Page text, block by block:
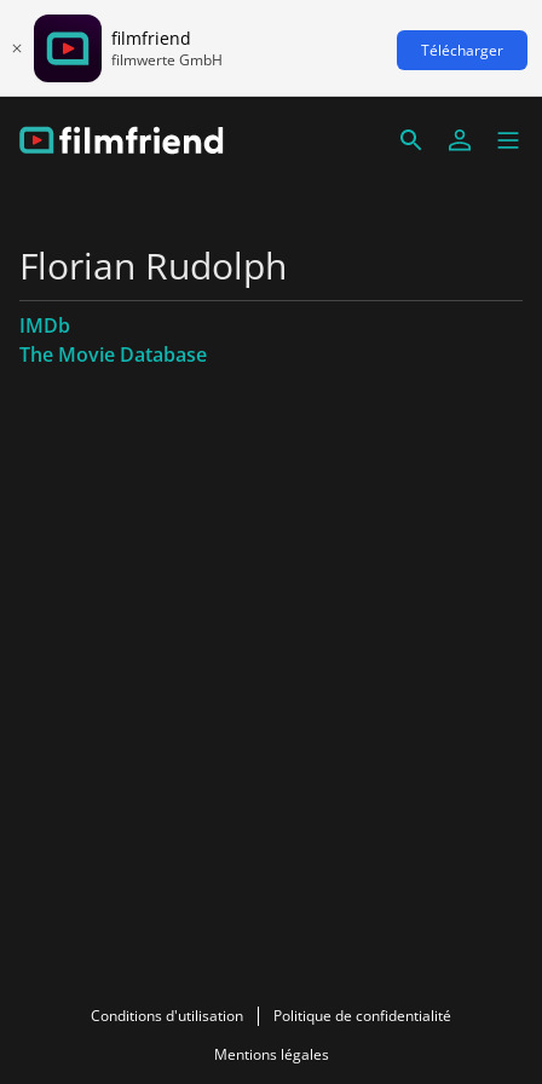
filmfriend
filmwerte GmbH Télécharger
Florian Rudolph
IMDb
The Movie Database
Conditions d'utilisation
Politique de confidentialité
Mentions légales